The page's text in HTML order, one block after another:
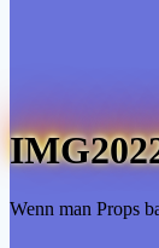
Wenn man Props